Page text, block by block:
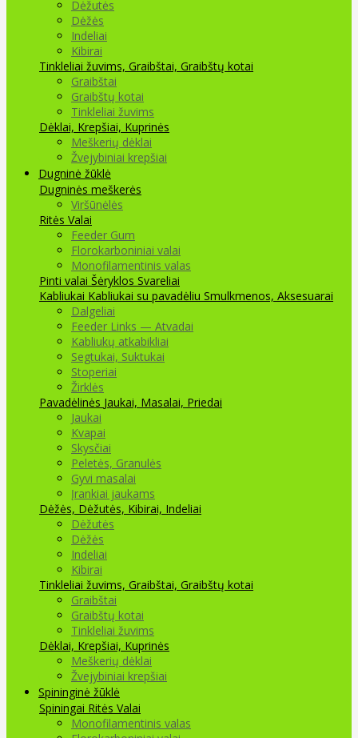
Dėžutės
Dėžės
Indeliai
Kibirai
Tinkleliai žuvims, Graibštai, Graibštų kotai
Graibštai
Graibštų kotai
Tinkleliai žuvims
Dėklai, Krepšiai, Kuprinės
Meškerių dėklai
Žvejybiniai krepšiai
Dugninė žūklė
Dugninės meškerės
Viršūnėlės
Ritės Valai
Feeder Gum
Florokarboniniai valai
Monofilamentinis valas
Pinti valai Šėryklos Svareliai
Kabliukai Kabliukai su pavadėliu Smulkmenos, Aksesuarai
Dalgeliai
Feeder Links — Atvadai
Kabliukų atkabikliai
Segtukai, Suktukai
Stoperiai
Žirklės
Pavadėlinės Jaukai, Masalai, Priedai
Jaukai
Kvapai
Skysčiai
Peletės, Granulės
Gyvi masalai
Įrankiai jaukams
Dėžės, Dėžutės, Kibirai, Indeliai
Dėžutės
Dėžės
Indeliai
Kibirai
Tinkleliai žuvims, Graibštai, Graibštų kotai
Graibštai
Graibštų kotai
Tinkleliai žuvims
Dėklai, Krepšiai, Kuprinės
Meškerių dėklai
Žvejybiniai krepšiai
Spininginė žūklė
Spiningai Ritės Valai
Monofilamentinis valas